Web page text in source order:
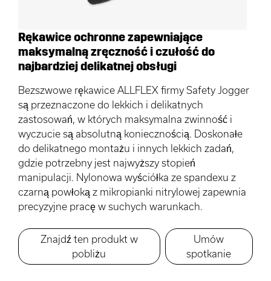
Rękawice ochronne zapewniające
maksymalną zręczność i czułość do
najbardziej delikatnej obsługi
Bezszwowe rękawice ALLFLEX firmy Safety Jogger
są przeznaczone do lekkich i delikatnych
zastosowań, w których maksymalna zwinność i
wyczucie są absolutną koniecznością. Doskonałe
do delikatnego montażu i innych lekkich zadań,
gdzie potrzebny jest najwyższy stopień
manipulacji. Nylonowa wyściółka ze spandexu z
czarną powłoką z mikropianki nitrylowej zapewnia
precyzyjne pracę w suchych warunkach.
Znajdź ten produkt w
pobliżu
Umów
spotkanie